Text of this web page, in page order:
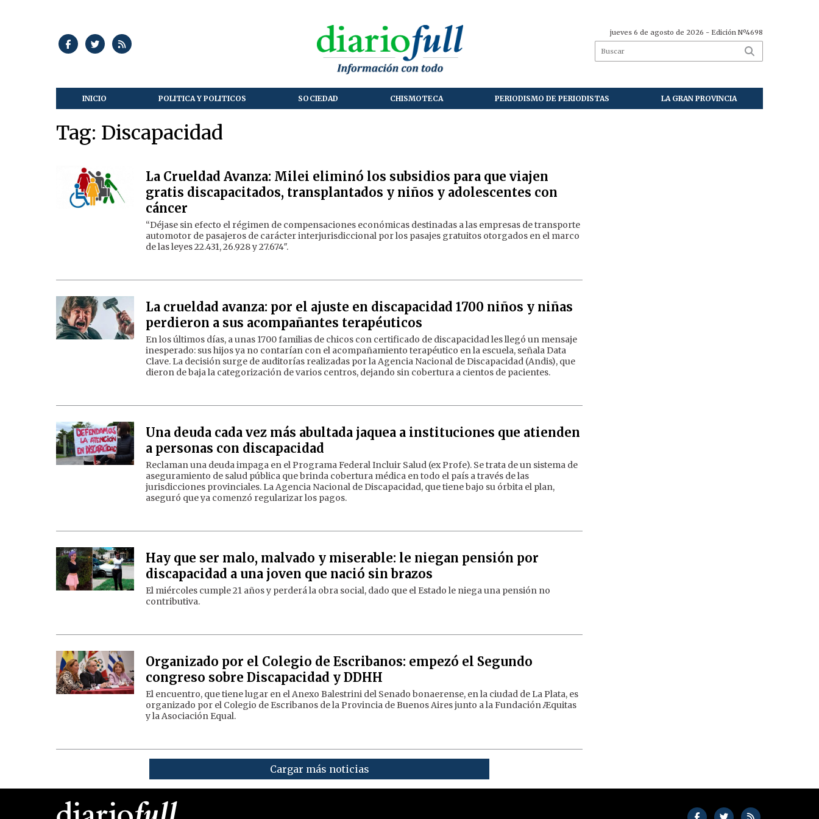
jueves 6 de agosto de 2026 - Edición Nº4698
INICIO POLITICA Y POLITICOS SOCIEDAD CHISMOTECA PERIODISMO DE PERIODISTAS LA GRAN PROVINCIA
Tag: Discapacidad
La Crueldad Avanza: Milei eliminó los subsidios para que viajen
gratis discapacitados, transplantados y niños y adolescentes con
cáncer
“Déjase sin efecto el régimen de compensaciones económicas destinadas a las empresas de transporte
automotor de pasajeros de carácter interjurisdiccional por los pasajes gratuitos otorgados en el marco
de las leyes 22.431, 26.928 y 27.674″.
La crueldad avanza: por el ajuste en discapacidad 1700 niños y niñas
perdieron a sus acompañantes terapéuticos
En los últimos días, a unas 1700 familias de chicos con certificado de discapacidad les llegó un mensaje
inesperado: sus hijos ya no contarían con el acompañamiento terapéutico en la escuela, señala Data
Clave. La decisión surge de auditorías realizadas por la Agencia Nacional de Discapacidad (Andis), que
dieron de baja la categorización de varios centros, dejando sin cobertura a cientos de pacientes.
Una deuda cada vez más abultada jaquea a instituciones que atienden
a personas con discapacidad
Reclaman una deuda impaga en el Programa Federal Incluir Salud (ex Profe). Se trata de un sistema de
aseguramiento de salud pública que brinda cobertura médica en todo el país a través de las
jurisdicciones provinciales. La Agencia Nacional de Discapacidad, que tiene bajo su órbita el plan,
aseguró que ya comenzó regularizar los pagos.
Hay que ser malo, malvado y miserable: le niegan pensión por
discapacidad a una joven que nació sin brazos
El miércoles cumple 21 años y perderá la obra social, dado que el Estado le niega una pensión no
contributiva.
Organizado por el Colegio de Escribanos: empezó el Segundo
congreso sobre Discapacidad y DDHH
El encuentro, que tiene lugar en el Anexo Balestrini del Senado bonaerense, en la ciudad de La Plata, es
organizado por el Colegio de Escribanos de la Provincia de Buenos Aires junto a la Fundación Æquitas
y la Asociación Equal.
Cargar más noticias